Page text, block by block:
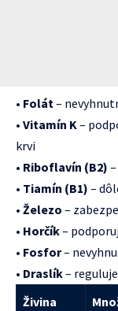
• Folát–
• Vitamín K–
krvi
• Riboflavín (B2)
• Tiamín (B1) –
• Železo –
• Horčík–
• Fosfor–
• Draslík–
Živina